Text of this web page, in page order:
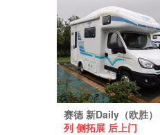
赛德 新Daily（欧胜）
列 侧拓展 后上门